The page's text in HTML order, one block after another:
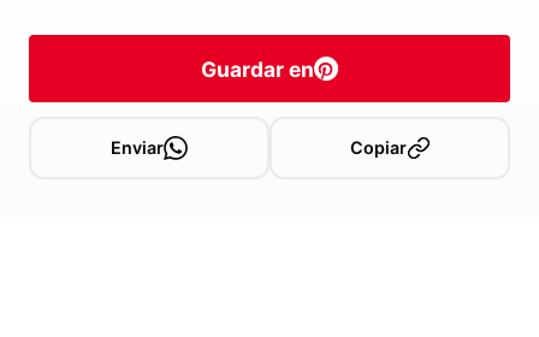
Guardar en
Enviar Copiar